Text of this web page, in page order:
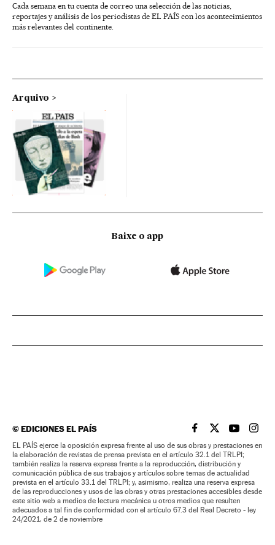
Cada semana en tu cuenta de correo una selección de las noticias,
reportajes y análisis de los periodistas de EL PAÍS con los acontecimientos
más relevantes del continente.
Arquivo
Baixe o app
©EDICIONES EL PAÍS EL PAÍS BRASIL EN
EL PAÍSEL PAÍS
EL
EL PAÍS ejerce la oposición expresa frente al uso de sus obras y prestaciones en
la elaboración de revistas de prensa prevista en el artículo 32.1 del TRLPI;
también realiza la reserva expresa frente a la reproducción, distribución y
comunicación pública de sus trabajos y artículos sobre temas de actualidad
prevista en el artículo 33.1 del TRLPI; y, asimismo, realiza una reserva expresa
de las reproducciones y usos de las obras y otras prestaciones accesibles desde
este sitio web a medios de lectura mecánica u otros medios que resulten
adecuados a tal fin de conformidad con el artículo 67.3 del Real Decreto - ley
24/2021, de 2 de noviembre